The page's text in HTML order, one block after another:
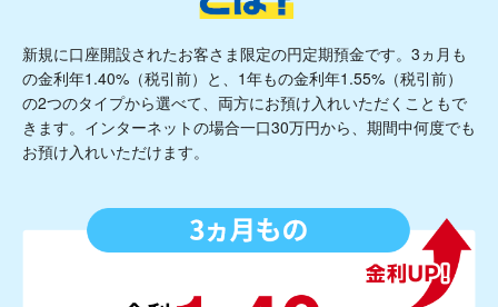
新規に口座開設されたお客さま限定の円定期預金です。3ヵ月も
の金利年1.40%（税引前）と、1年もの金利年1.55%（税引前）
の2つのタイプから選べて、両方にお預け入れいただくこともで
きます。インターネットの場合一口30万円から、期間中何度でも
お預け入れいただけます。